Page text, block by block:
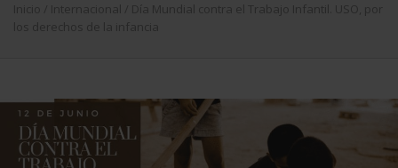
Inicio Internacional
Día Mundial contra el Trabajo Infantil. USO, por
los derechos de la infancia